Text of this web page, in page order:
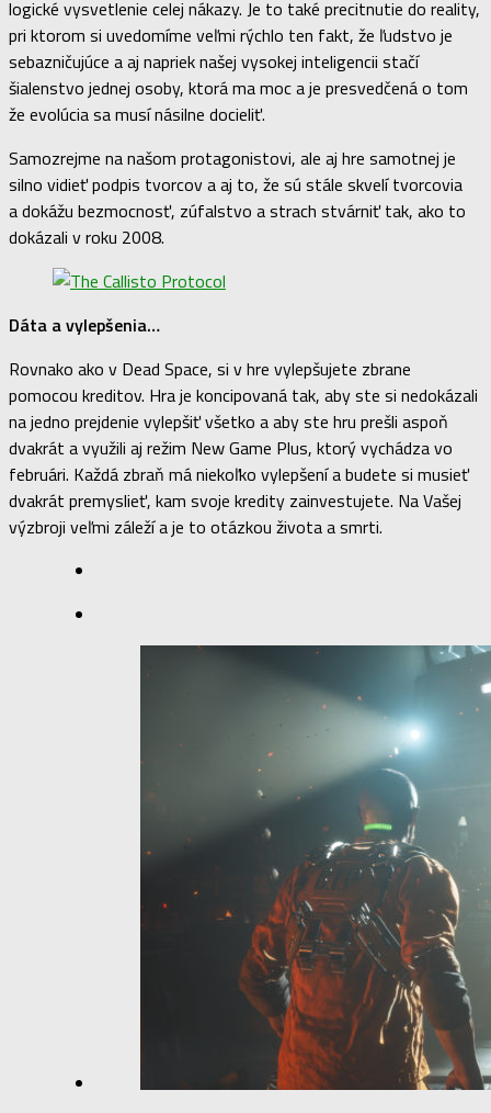
logické vysvetlenie celej nákazy. Je to také precitnutie do reality,
pri ktorom si uvedomíme veľmi rýchlo ten fakt, že ľudstvo je
sebazničujúce a aj napriek našej vysokej inteligencii stačí
šialenstvo jednej osoby, ktorá ma moc a je presvedčená o tom
že evolúcia sa musí násilne docieliť.
Samozrejme na našom protagonistovi, ale aj hre samotnej je
silno vidieť podpis tvorcov a aj to, že sú stále skvelí tvorcovia
a dokážu bezmocnosť, zúfalstvo a strach stvárniť tak, ako to
dokázali v roku 2008.
Dáta a vylepšenia…
Rovnako ako v Dead Space, si v hre vylepšujete zbrane
pomocou kreditov. Hra je koncipovaná tak, aby ste si nedokázali
na jedno prejdenie vylepšiť všetko a aby ste hru prešli aspoň
dvakrát a využili aj režim New Game Plus, ktorý vychádza vo
februári. Každá zbraň má niekoľko vylepšení a budete si musieť
dvakrát premyslieť, kam svoje kredity zainvestujete. Na Vašej
výzbroji veľmi záleží a je to otázkou života a smrti.